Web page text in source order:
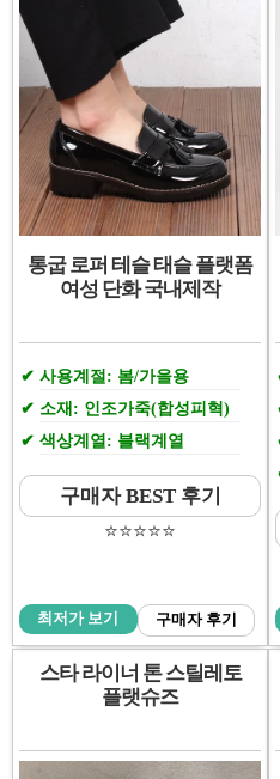
통굽 로퍼 테슬 태슬 플랫폼
여성 단화 국내제작
사용계절: 봄/가을용
소재: 인조가죽(합성피혁)
색상계열: 블랙계열
구매자 BEST 후기
⭐️⭐️⭐️⭐️⭐️
최저가 보기 구매자 후기
스타 라이너 톤 스틸레토
플랫슈즈